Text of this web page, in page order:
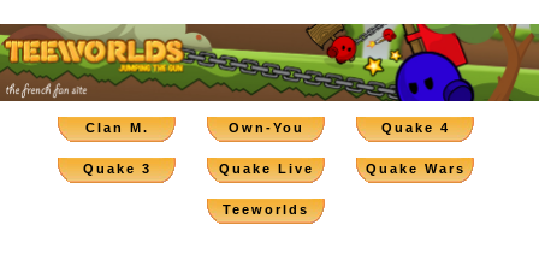
Clan M. Own-You Quake 4
Quake 3 Quake Live Quake Wars
Teeworlds